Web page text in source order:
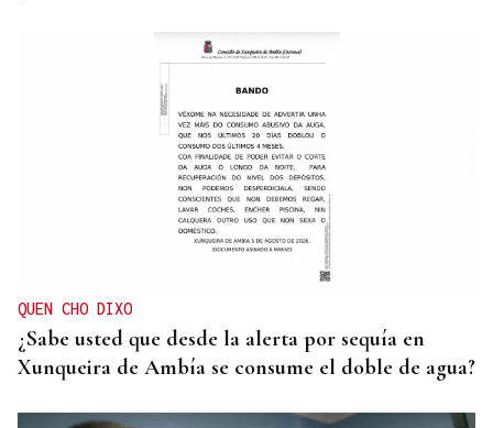
QUEN CHO DIXO
¿Sabe usted que desde la alerta por sequía en
Xunqueira de Ambía se consume el doble de agua?